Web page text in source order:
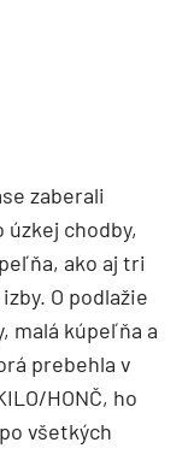
zaberali
úzkej chodby,
ako aj tri
izby. O podlažie
malá kúpeľňa a
prebehla v
HONČ, ho
všetkých